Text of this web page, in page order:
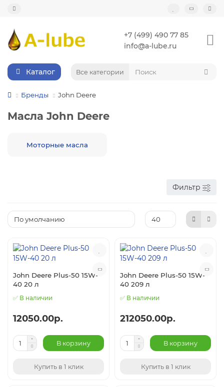
+7 (499) 490 77 85
info@a-lube.ru
Каталог Все категории
Бренды John Deere
Масла John Deere
Моторные масла
Фильтр
John Deere Plus-50 15W-
40 20 л
✅ В наличии
12050.00р.
В корзину
Купить в 1 клик
John Deere Plus-50 15W-
40 209 л
✅ В наличии
212050.00р.
В корзину
Купить в 1 клик